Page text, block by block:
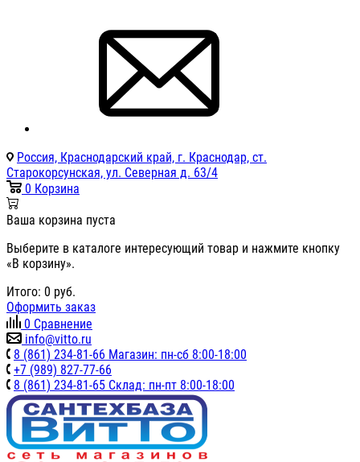
Россия, Краснодарский край, г. Краснодар, ст.
Старокорсунская, ул. Северная д. 63/4
0 Корзина
Ваша корзина пуста
Выберите в каталоге интересующий товар и нажмите кнопку
«В корзину».
Итого: 0 руб.
Оформить заказ
0 Сравнение
info@vitto.ru
8 (861) 234-81-66 Магазин: пн-сб 8:00-18:00
+7 (989) 827-77-66
8 (861) 234-81-65 Склад: пн-пт 8:00-18:00